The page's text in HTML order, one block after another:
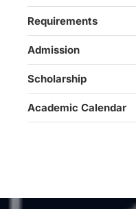
Requirements
Admission
Scholarship
Academic Calendar